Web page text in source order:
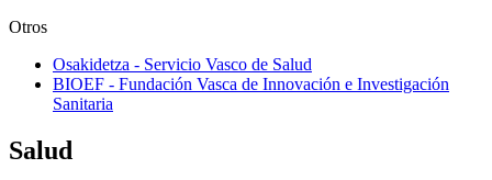
Otros
Osakidetza - Servicio Vasco de Salud
BIOEF - Fundación Vasca de Innovación e Investigación
Sanitaria
Salud